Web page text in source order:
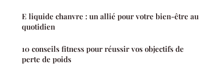
E liquide chanvre : un allié pour votre bien-être au
quotidien
10 conseils fitness pour réussir vos objectifs de
perte de poids